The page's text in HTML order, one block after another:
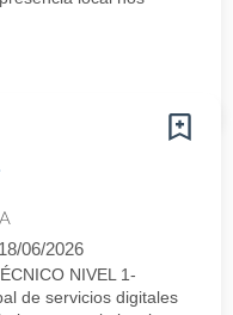
18/06/2026
NIVEL 1-
de servicios digitales